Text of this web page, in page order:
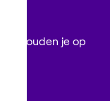
houden je op